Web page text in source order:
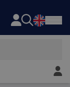
Mitt